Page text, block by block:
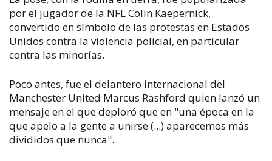
por el jugador de la NFL Colin Kaepernick,
convertido en símbolo de las protestas en Estados
Unidos contra la violencia policial, en particular
contra las minorías.
Poco antes, fue el delantero internacional del
Manchester United Marcus Rashford quien lanzó un
mensaje en el que deploró que en "una época en la
que apelo a la gente a unirse (...) aparecemos más
divididos que nunca".